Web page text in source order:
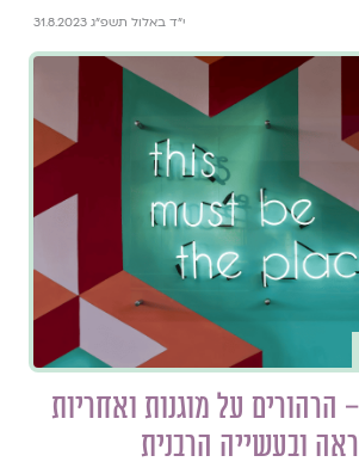
י״ד באלול תשפ״ג 31.8.2023
על מוגנות ואחריות
ובעשייה הרבנית